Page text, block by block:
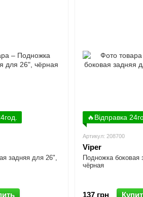
задняя для 26",
🔥Відправка
Артикул: 208700
Viper
Подножка боковая
чёрная
137 грн